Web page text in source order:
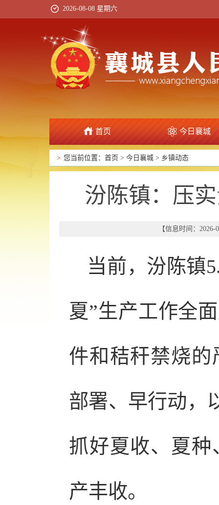
2026-08-08 星期六
首页 今日襄城
政府信息公开
> 您当前位置： 首页 > 今日襄城 > 乡镇动态
汾陈镇：压
【信息时间：
当前，汾陈镇
夏”生产工作全
件和秸秆禁烧
部署、早行动，
抓好夏收、夏
产丰收。